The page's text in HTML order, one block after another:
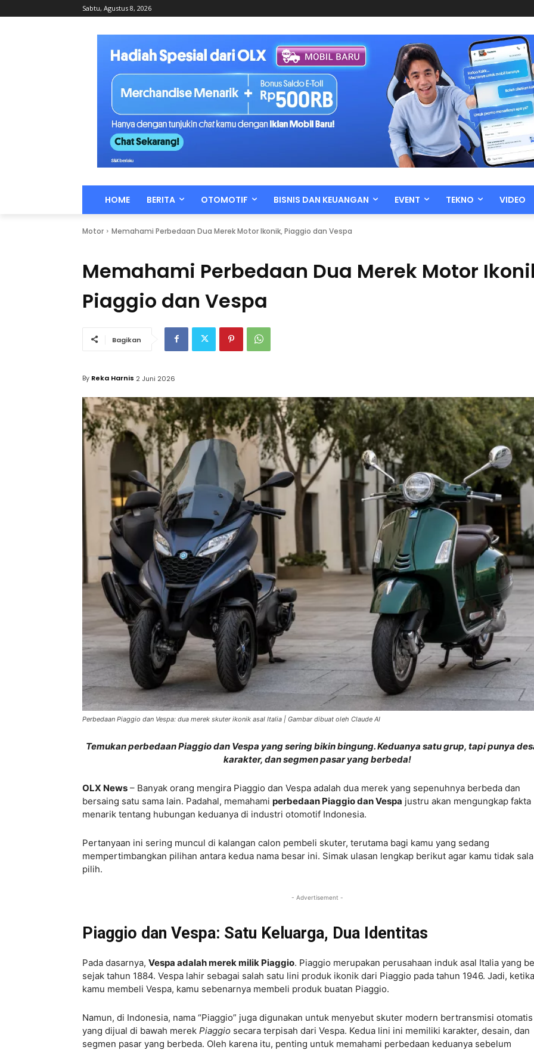
Sabtu, Agustus 8, 2026
HOME BERITA OTOMOTIF BISNIS DAN KEUANGAN EVENT TEKNO VIDEO
Motor Memahami Perbedaan Dua Merek Motor Ikonik, Piaggio dan Vespa
Memahami Perbedaan Dua Merek Motor
Piaggio dan Vespa
Bagikan
By Reka Harnis 2 Juni 2026
Perbedaan Piaggio dan Vespa: dua merek skuter ikonik asal Italia | Gambar dibuat oleh Claude AI
Temukan perbedaan Piaggio dan Vespa yang sering bikin bingung. Keduanya satu grup, tapi punya
karakter, dan segmen pasar yang berbeda!
OLX News – Banyak orang mengira Piaggio dan Vespa adalah dua merek yang sepenuhnya berbeda dan
bersaing satu sama lain. Padahal, memahami perbedaan Piaggio dan Vespa justru akan mengungkap fakta
menarik tentang hubungan keduanya di industri otomotif Indonesia.
Pertanyaan ini sering muncul di kalangan calon pembeli skuter, terutama bagi kamu yang sedang
mempertimbangkan pilihan antara kedua nama besar ini. Simak ulasan lengkap berikut agar kamu tidak
pilih.
- Advertisement -
Piaggio dan Vespa: Satu Keluarga, Dua Identitas
Pada dasarnya, Vespa adalah merek milik Piaggio. Piaggio merupakan perusahaan induk asal Italia yang
sejak tahun 1884. Vespa lahir sebagai salah satu lini produk ikonik dari Piaggio pada tahun 1946. Jadi, ketika
kamu membeli Vespa, kamu sebenarnya membeli produk buatan Piaggio.
Namun, di Indonesia, nama “Piaggio” juga digunakan untuk menyebut skuter modern bertransmisi otomatis
yang dijual di bawah merek Piaggio secara terpisah dari Vespa. Kedua lini ini memiliki karakter, desain, dan
segmen pasar yang berbeda. Oleh karena itu, penting untuk memahami perbedaan keduanya sebelum